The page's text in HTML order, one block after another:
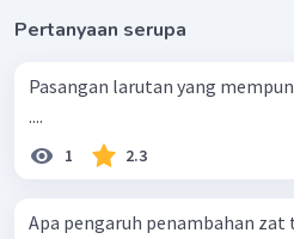
Pertanyaan serupa
Pasangan larutan yang
....
1 2.3
Apa pengaruh penambahan